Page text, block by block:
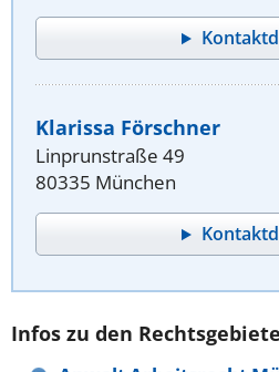
Klarissa Förschner
Linprunstraße 49
80335 München
Infos zu den